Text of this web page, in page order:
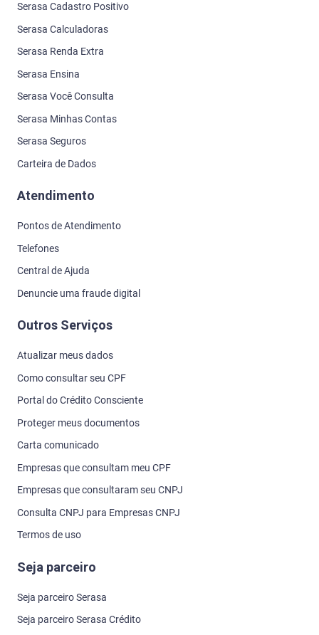
Serasa Cadastro Positivo
Serasa Calculadoras
Serasa Renda Extra
Serasa Ensina
Serasa Você Consulta
Serasa Minhas Contas
Serasa Seguros
Carteira de Dados
Atendimento
Pontos de Atendimento
Telefones
Central de Ajuda
Denuncie uma fraude digital
Outros Serviços
Atualizar meus dados
Como consultar seu CPF
Portal do Crédito Consciente
Proteger meus documentos
Carta comunicado
Empresas que consultam meu CPF
Empresas que consultaram seu CNPJ
Consulta CNPJ para Empresas CNPJ
Termos de uso
Seja parceiro
Seja parceiro Serasa
Seja parceiro Serasa Crédito